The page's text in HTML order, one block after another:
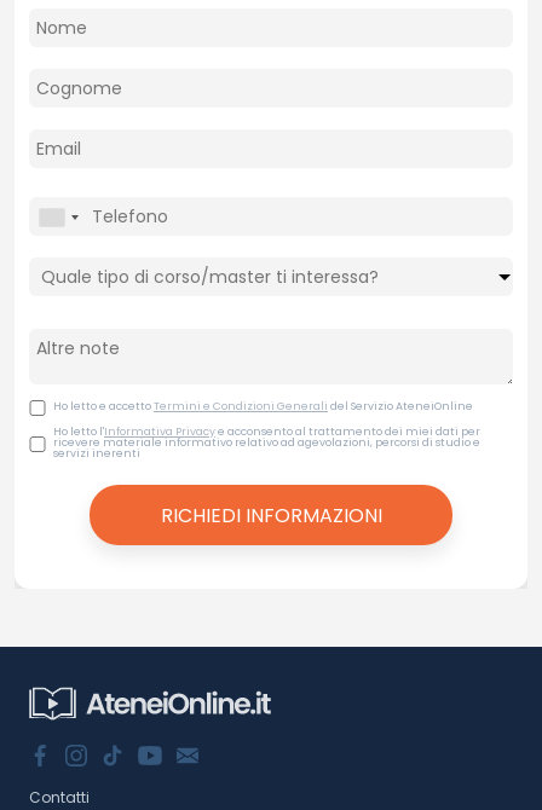
Ho letto e accettoTermini e Condizioni Generali del Servizio AteneiOnline
Ho letto l'Informativa Privacye acconsento al trattamento dei miei dati per
ricevere materiale informativo relativo ad agevolazioni, percorsi di studio e
servizi inerenti
Contatti